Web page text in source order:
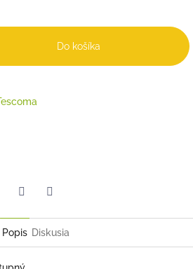
Do košíka
Popis Diskusia